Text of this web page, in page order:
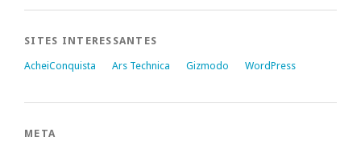
SITES INTERESSANTES
AcheiConquista Ars Technica Gizmodo WordPress
META